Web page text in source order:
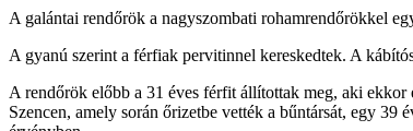
A galántai rendőrök a nagyszombati rohamrendőrökkel
A gyanú szerint a férfiak pervitinnel kereskedtek. A
A rendőrök előbb a 31 éves férfit állítottak meg, aki
Szencen, amely során őrizetbe vették a bűntársát, egy